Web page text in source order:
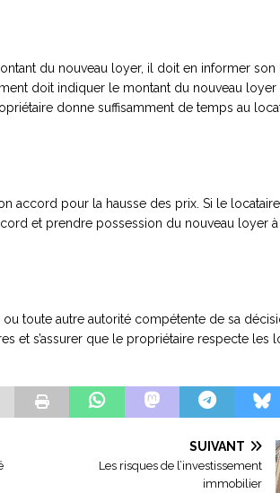
du nouveau loyer, il doit en informer son
doit indiquer le montant du nouveau loyer
donne suffisamment de temps au
accord pour la hausse des prix. Si le locataire
et prendre possession du nouveau loyer
toute autre autorité compétente de sa
et s’assurer que le propriétaire respecte les
SUIVANT
Les risques de l’investissement
immobilier